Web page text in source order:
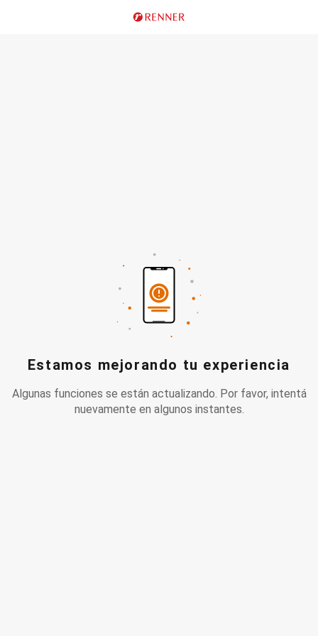
Estamos mejorando tu experiencia
Algunas funciones se están actualizando. Por favor, intentá
nuevamente en algunos instantes.